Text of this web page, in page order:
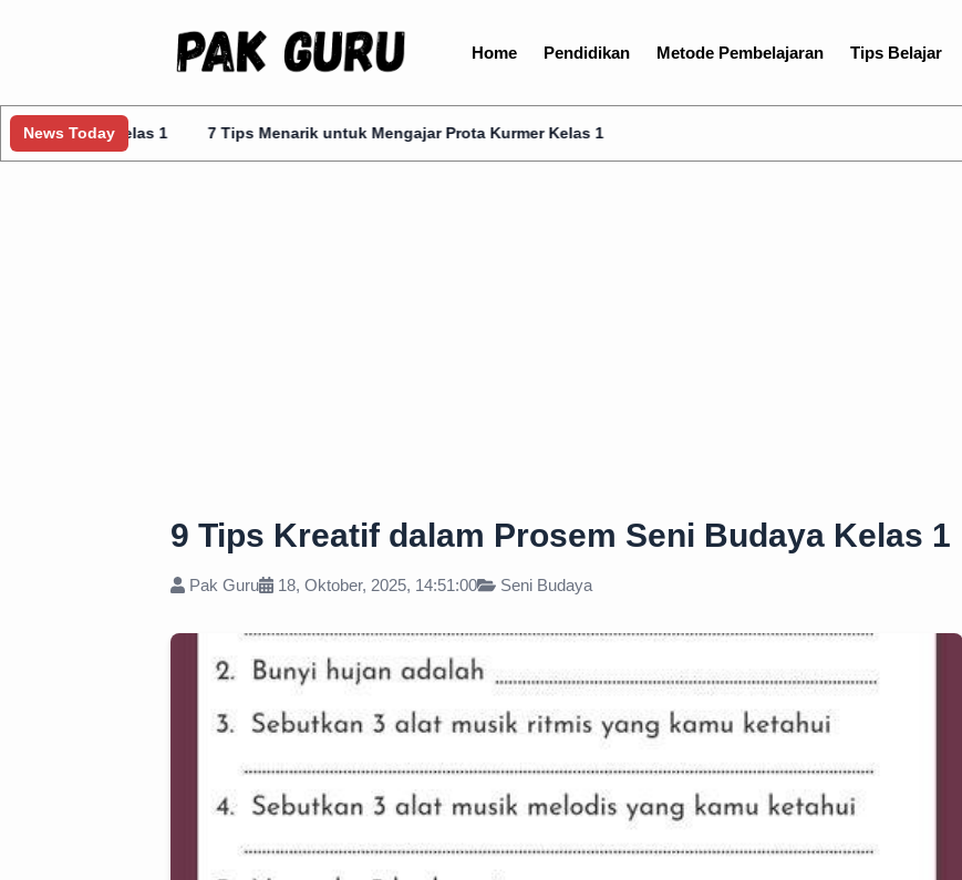
Home Pendidikan Metode Pembelajaran Tips Belajar
News Today
Kelas 1 7 Tips Menarik untuk Mengajar Prota Kurmer Kelas 1
9 Tips Kreatif dalam Prosem Seni Budaya Kelas 1
Pak Guru 18, Oktober, 2025, 14:51:00 Seni Budaya